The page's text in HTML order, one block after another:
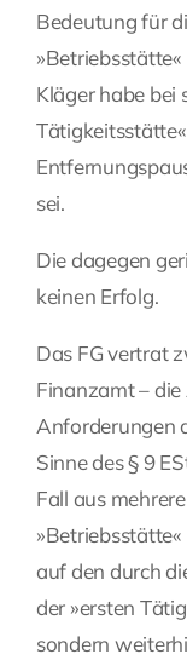
Bedeutung für
Kläger habe bei
sei.
Die dagegen
keinen Erfolg.
Das FG vertrat
Finanzamt –
Anforderungen
Sinne des § 9
Fall aus
auf den durch
der »ersten
sondern